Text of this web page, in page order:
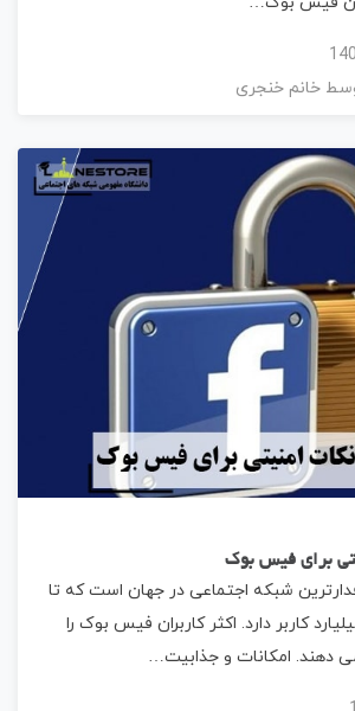
خانم خنجری
برای فیس بوک
شبکه اجتماعی در جهان است که تا
بیش از 2 میلیارد کاربر دارد. اکثر کاربران فیس بوک را
دهند. امکانات و جذابیت…